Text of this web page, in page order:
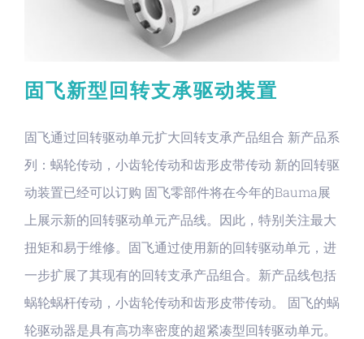
固飞新型回转支承驱动装置
固飞通过回转驱动单元扩大回转支承产品组合 新产品系
列：蜗轮传动，小齿轮传动和齿形皮带传动 新的回转驱
动装置已经可以订购 固飞零部件将在今年的Bauma展
上展示新的回转驱动单元产品线。因此，特别关注最大
扭矩和易于维修。固飞通过使用新的回转驱动单元，进
一步扩展了其现有的回转支承产品组合。新产品线包括
蜗轮蜗杆传动，小齿轮传动和齿形皮带传动。 固飞的蜗
轮驱动器是具有高功率密度的超紧凑型回转驱动单元。